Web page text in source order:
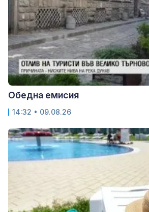
Обедна емисия
14:32 • 09.08.26